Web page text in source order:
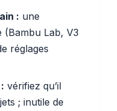
: une
(Bambu Lab, V3
réglages
vérifiez qu’il
; inutile de